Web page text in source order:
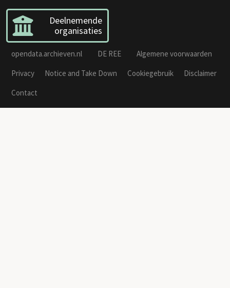
Deelnemende
organisaties
opendata.archieven.nl DE REE
Algemene voorwaarden
Privacy
Notice and Take Down Cookiegebruik
Disclaimer
Contact